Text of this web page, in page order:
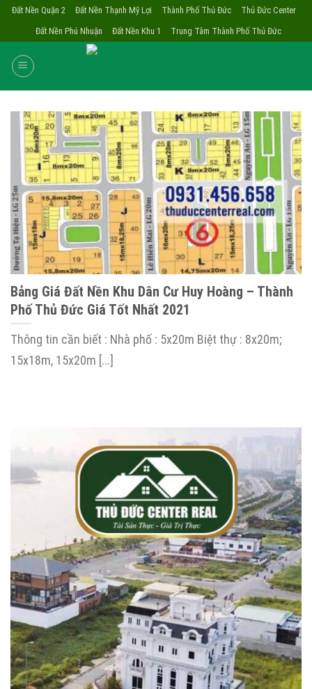
Skip
content
Đất Nền Quận 2 Đất Nền Thạnh Mỹ Lợi Thành Phố Thủ Đức
Thủ Đức Center
Đất Nền Phú Nhuận
Đất Nền Khu 1 Trung Tâm Thành Phố Thủ Đức
Bảng Giá Đất Nền Khu Dân Cư Huy Hoàng – Thành
Phố Thủ Đức Giá Tốt Nhất 2021
Thông tin cần biết : Nhà phố : 5x20m Biệt thự : 8x20m;
15x18m, 15x20m [...]